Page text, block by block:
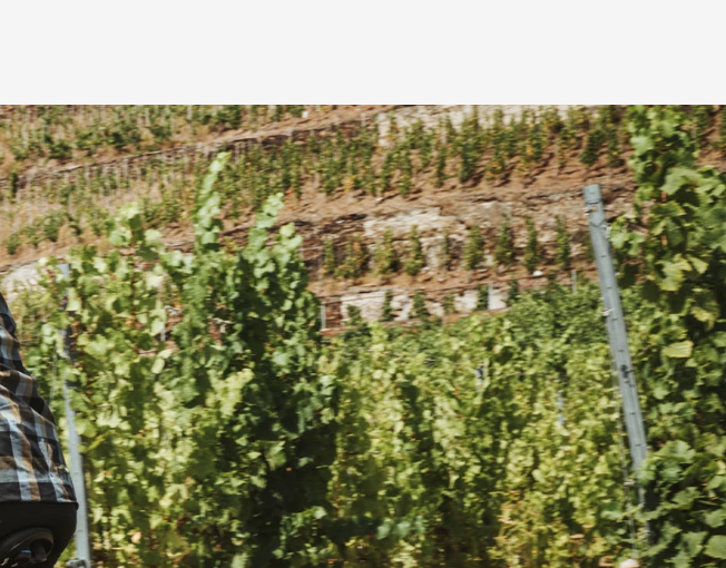
3-Zonen-Komfortprinzip für Männer
Wir haben die 3 Zonen des Fisio Gel Men besonders auf
Langstreckenkomfort bei all deinen Touren abgestimmt.
DieEntlastungsöffnung (1)nimmt Männern den Druck
vom Dammbereich, dieÜbergänge (2)an den Kanten
sind sanft. Und dieSitzfläche (3)
ist so entwickelt, dass
dein Gewicht beim Radfahren in bequemer
Körperhaltung perfekt auf die Sitzknochen verteilt wird.